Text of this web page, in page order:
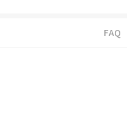
FAQ